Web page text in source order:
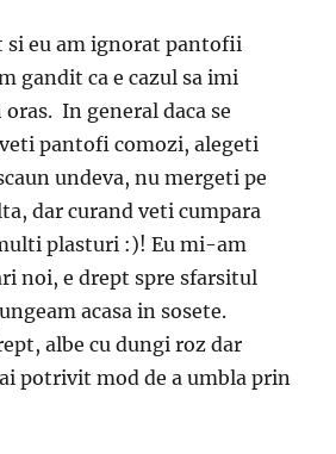
si eu am ignorat pantofii
gandit ca e cazul sa imi
In general daca se
pantofi comozi, alegeti
undeva, nu mergeti pe
dar curand veti cumpara
plasturi :)! Eu mi-am
noi, e drept spre sfarsitul
acasa in sosete.
albe cu dungi roz dar
potrivit mod de a umbla prin